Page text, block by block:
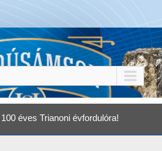
éves Trianoni évfordulóra!